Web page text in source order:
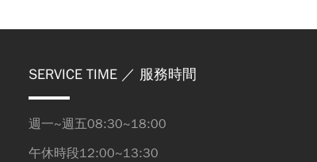
SERVICE TIME／ 服務時間
週一~週五08:30~18:00
午休時段12:00~13:30